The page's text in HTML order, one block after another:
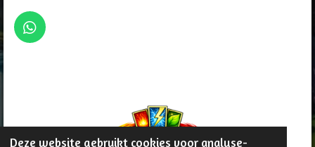
Deze website gebruikt cookies voor analyse-
W
h
p